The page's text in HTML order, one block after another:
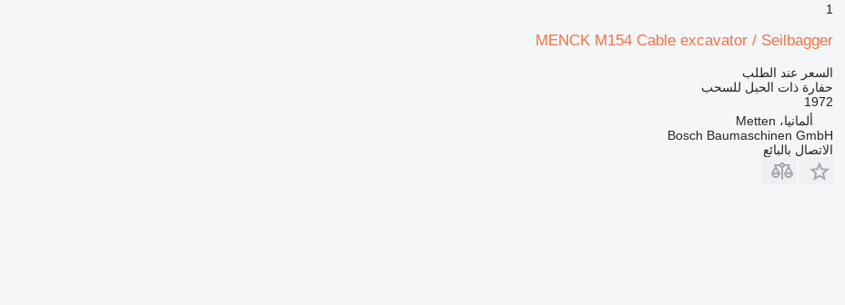
1
MENCK M154 Cable excavator / Seilbagger
السعر عند الطلب
حفارة ذات الحبل للسحب
1972
ألمانيا، Metten
Bosch Baumaschinen GmbH
الاتصال بالبائع